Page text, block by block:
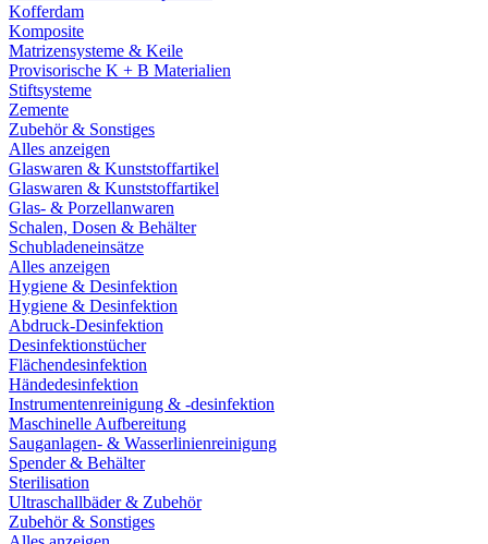
Kofferdam
Komposite
Matrizensysteme & Keile
Provisorische K + B Materialien
Stiftsysteme
Zemente
Zubehör & Sonstiges
Alles anzeigen
Glaswaren & Kunststoffartikel
Glaswaren & Kunststoffartikel
Glas- & Porzellanwaren
Schalen, Dosen & Behälter
Schubladeneinsätze
Alles anzeigen
Hygiene & Desinfektion
Hygiene & Desinfektion
Abdruck-Desinfektion
Desinfektionstücher
Flächendesinfektion
Händedesinfektion
Instrumentenreinigung & -desinfektion
Maschinelle Aufbereitung
Sauganlagen- & Wasserlinienreinigung
Spender & Behälter
Sterilisation
Ultraschallbäder & Zubehör
Zubehör & Sonstiges